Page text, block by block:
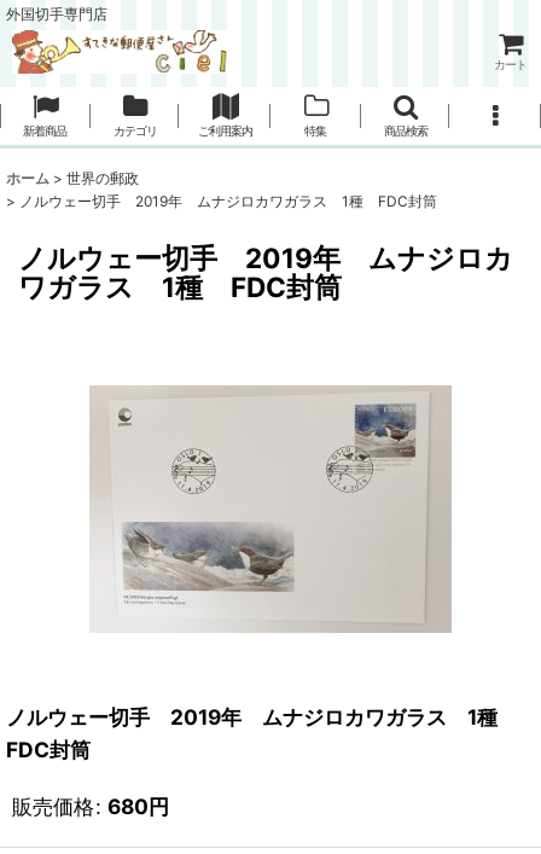
外国切手専門店
カート
新着商品 カテゴリ ご利用案内 特集 商品検索
ホーム > 世界の郵政
> ノルウェー切手 2019年 ムナジロカワガラス 1種 FDC封筒
ノルウェー切手 2019年 ムナジロカ
ワガラス 1種 FDC封筒
ノルウェー切手 2019年 ムナジロカワガラス 1種
FDC封筒
販売価格: 680円